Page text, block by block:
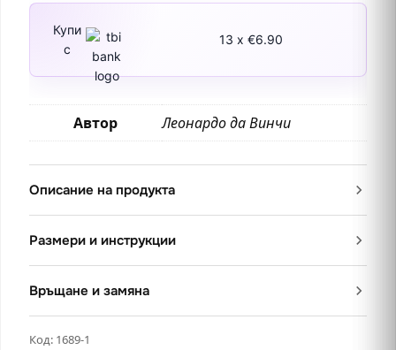
Купи
с
13 x €6.90
Автор Леонардо да Винчи
Описание на продукта
Размери и инструкции
Връщане и замяна
Код: 1689-1